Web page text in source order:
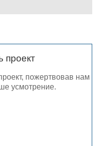
проект
пожертвовав нам
усмотрение.